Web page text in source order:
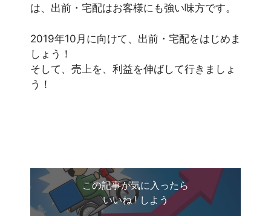
は、出前・宅配はお客様にも強い味方です。
2019年10月に向けて、出前・宅配をはじめま
しょう！
そして、売上を、利益を伸ばして行きましょ
う！
この記事が気に入ったら
いいね ! しよう